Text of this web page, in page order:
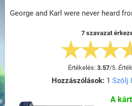
George and Karl were never heard
7 szavazat
Értékelés: 3.57/5.
Hozzászólások:1 Szólj
A